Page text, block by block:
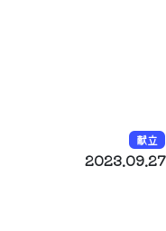
献立
2023.09.27